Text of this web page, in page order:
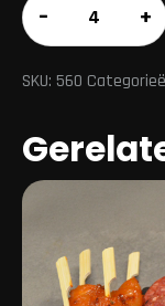
In
Pakket
aantal
– +
SKU: 560